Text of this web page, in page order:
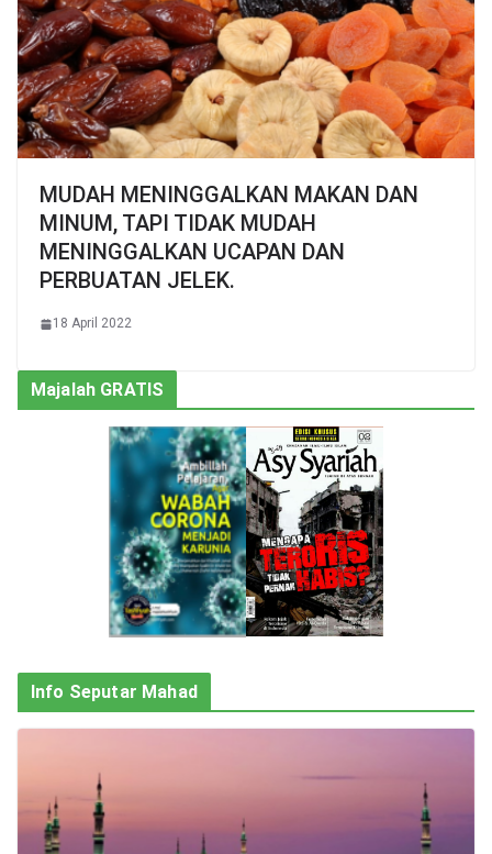
MUDAH MENINGGALKAN MAKAN DAN
MINUM, TAPI TIDAK MUDAH
MENINGGALKAN UCAPAN DAN
PERBUATAN JELEK.
18 April 2022
Majalah GRATIS
Info Seputar Mahad